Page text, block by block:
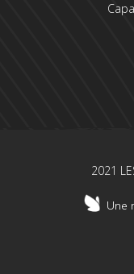
2021
Une